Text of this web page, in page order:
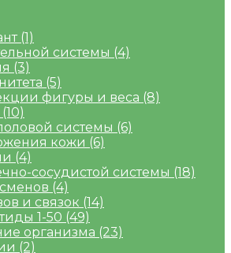
(1)
системы (4)
(3)
(5)
фигуры и веса (8)
(10)
системы (6)
кожи (6)
(4)
сосудистой системы (18)
(4)
и связок (14)
1-50 (49)
организма (23)
(2)